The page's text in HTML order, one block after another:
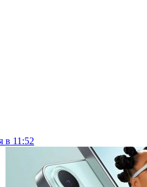
в 11:52